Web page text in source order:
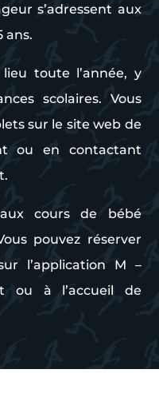
s’adressent aux
ans.
toute l’année, y
scolaires. Vous
sur le site web de
ou en contactant
cours de bébé
pouvez réserver
l’application M –
ou à l’accueil de